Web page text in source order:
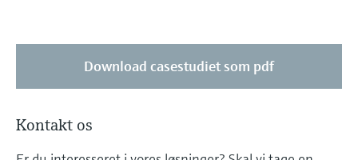
Download casestudiet som pdf
Kontakt os